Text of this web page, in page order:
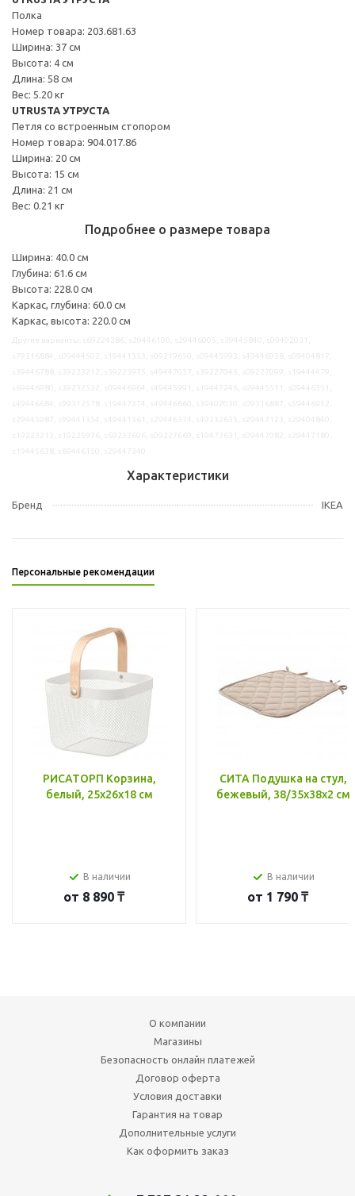
Полка
Номер товара: 203.681.63
Ширина: 37 см
Высота: 4 см
Длина: 58 см
Вес: 5.20 кг
UTRUSTA УТРУСТА
Петля со встроенным стопором
Номер товара: 904.017.86
Ширина: 20 см
Высота: 15 см
Длина: 21 см
Вес: 0.21 кг
Подробнее о размере товара
Ширина: 40.0 см
Глубина: 61.6 см
Высота: 228.0 см
Каркас, глубина: 60.0 см
Каркас, высота: 220.0 см
Характеристики
Бренд IKEA
Персональные рекомендации
РИСАТОРП Корзина,
белый, 25x26x18 см
В наличии
от 8 890 ₸
СИТА Подушка на стул,
бежевый, 38/35x38x2 см
В наличии
от 1 790 ₸
О компании
Магазины
Безопасность онлайн платежей
Договор оферта
Условия доставки
Гарантия на товар
Дополнительные услуги
Как оформить заказ